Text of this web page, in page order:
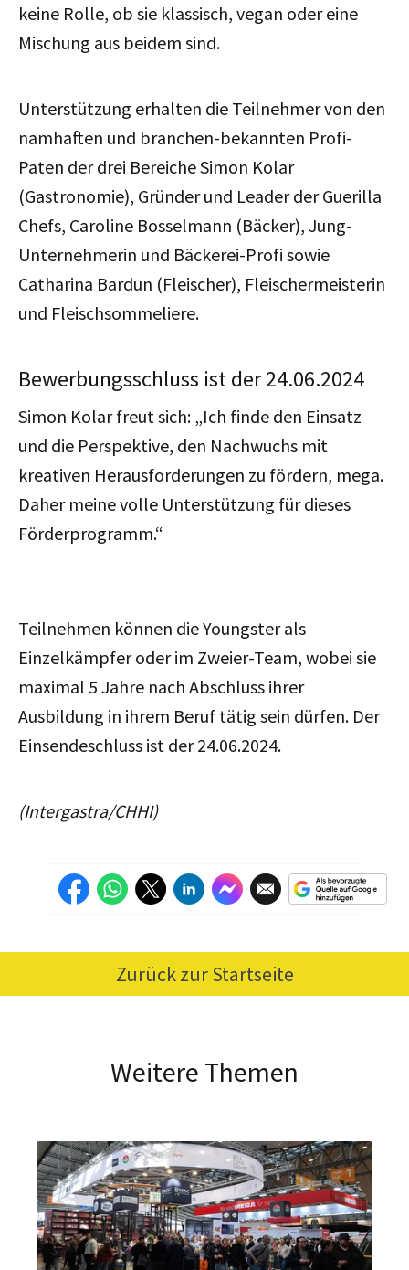
keine Rolle, ob sie klassisch, vegan oder eine
Mischung aus beidem sind.
Unterstützung erhalten die Teilnehmer von den
namhaften und branchen-bekannten Profi-
Paten der drei Bereiche Simon Kolar
(Gastronomie), Gründer und Leader der Guerilla
Chefs, Caroline Bosselmann (Bäcker), Jung-
Unternehmerin und Bäckerei-Profi sowie
Catharina Bardun (Fleischer), Fleischermeisterin
und Fleischsommeliere.
Bewerbungsschluss ist der 24.06.2024
Simon Kolar freut sich: „Ich finde den Einsatz
und die Perspektive, den Nachwuchs mit
kreativen Herausforderungen zu fördern, mega.
Daher meine volle Unterstützung für dieses
Förderprogramm.“
Teilnehmen können die Youngster als
Einzelkämpfer oder im Zweier-Team, wobei sie
maximal 5 Jahre nach Abschluss ihrer
Ausbildung in ihrem Beruf tätig sein dürfen. Der
Einsendeschluss ist der 24.06.2024.
(Intergastra/CHHI)
Zurück zur Startseite
Weitere Themen